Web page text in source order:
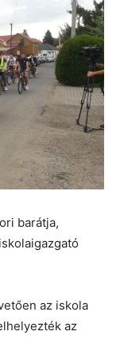
barátja,
az iskola
az